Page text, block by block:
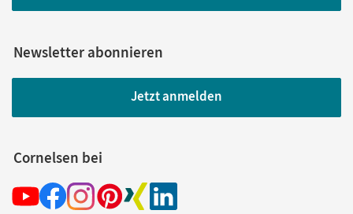
Newsletter abonnieren
Jetzt anmelden
Cornelsen bei